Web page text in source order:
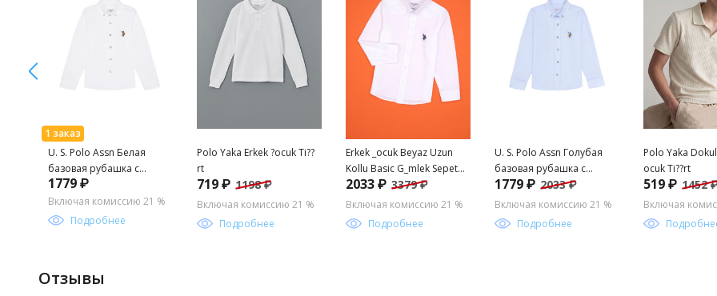
U. S. Polo Assn Белая
базовая рубашка с
длинным рукавом для
мальчика
1779 ₽
Включая комиссию 21 %
Подробнее
Polo Yaka Erkek ?ocuk Ti??
rt
719 ₽ 1198 ₽
Включая комиссию 21 %
Подробнее
Erkek _ocuk Beyaz Uzun
Kollu Basic G_mlek Sepette
S_rpriz _ndirim
2033 ₽ 3379 ₽
Включая комиссию 21 %
Подробнее
U. S. Polo Assn Голубая
базовая рубашка с
длинным рукавом для
мальчика
1779 ₽ 2033 ₽
Включая комиссию 21 %
Подробнее
Polo Yaka
ocuk Ti??rt
519 ₽ 1452 ₽
Включая
Отзывы